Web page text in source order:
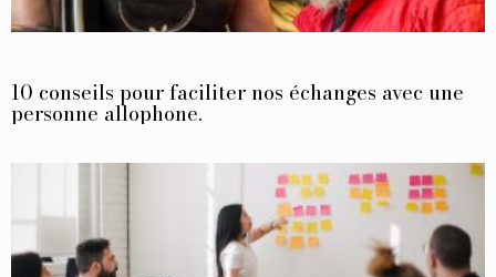
10 conseils pour faciliter nos échanges avec une
personne allophone.